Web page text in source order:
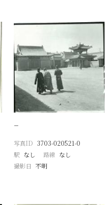
−
写真ID 3703-020521-0
駅 なし 路線 なし
撮影日 不明